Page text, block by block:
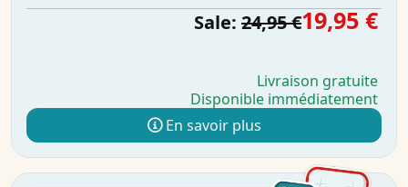
Sale: 24,95 €19,95 €
Livraison gratuite
Disponible immédiatement
En savoir plus